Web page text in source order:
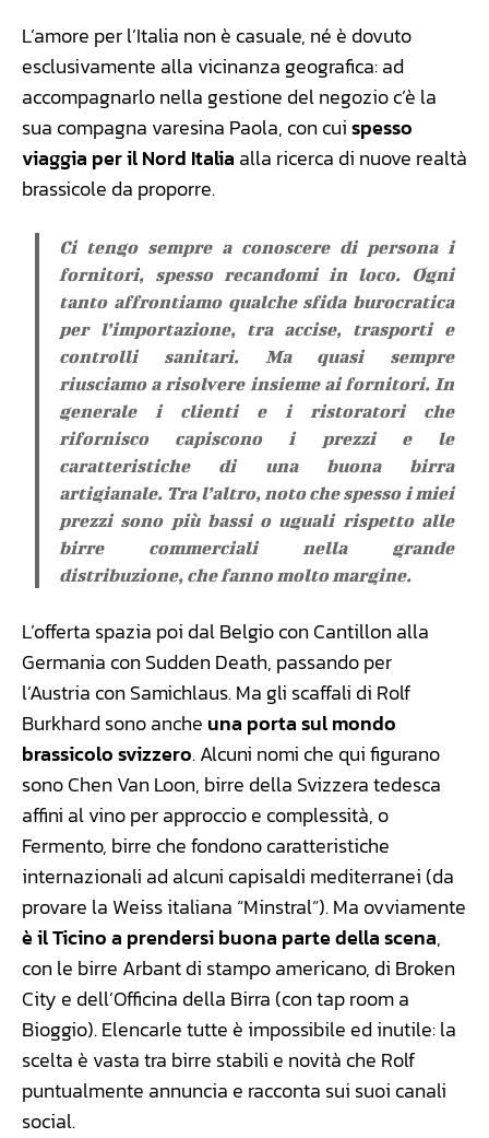
L’amore per l’Italia non è casuale, né è dovuto
esclusivamente alla vicinanza geografica: ad
accompagnarlo nella gestione del negozio c’è la
sua compagna varesina Paola, con cuispesso
viaggia per il Nord Italia alla ricerca di nuove realtà
brassicole da proporre.
Ci tengo sempre a conoscere di persona i
fornitori, spesso recandomi in loco. Ogni
tanto affrontiamo qualche sfida burocratica
per l’importazione, tra accise, trasporti e
controlli sanitari. Ma quasi sempre
riusciamo a risolvere insieme ai fornitori. In
generale i clienti e i ristoratori che
rifornisco capiscono i prezzi e le
caratteristiche di una buona birra
artigianale. Tra l’altro, noto che spesso i miei
prezzi sono più bassi o uguali rispetto alle
birre commerciali nella grande
distribuzione, che fanno molto margine.
L’offerta spazia poi dal Belgio con Cantillon alla
Germania con Sudden Death, passando per
l’Austria con Samichlaus. Ma gli scaffali di Rolf
Burkhard sono anche una porta sul mondo
brassicolo svizzero. Alcuni nomi che qui figurano
sono Chen Van Loon, birre della Svizzera tedesca
affini al vino per approccio e complessità, o
Fermento, birre che fondono caratteristiche
internazionali ad alcuni capisaldi mediterranei (da
provare la Weiss italiana “Minstral”). Ma ovviamente
è il Ticino a prendersi buona parte della scena,
con le birre Arbant di stampo americano, di Broken
City e dell’Officina della Birra (con tap room a
Bioggio). Elencarle tutte è impossibile ed inutile: la
scelta è vasta tra birre stabili e novità che Rolf
puntualmente annuncia e racconta sui suoi canali
social.